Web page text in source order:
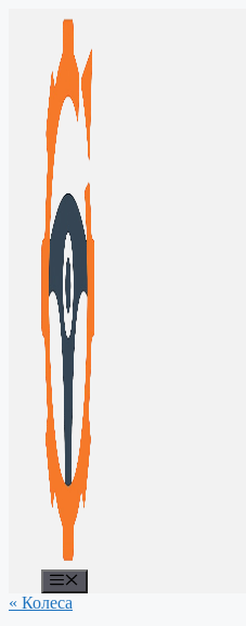
Перейти
содержимому
« Колеса